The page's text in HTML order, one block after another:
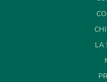
LA